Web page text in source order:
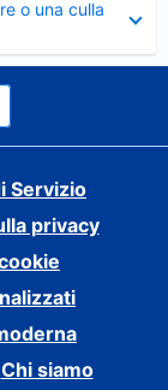
o una culla
Servizio
privacy
Chi siamo